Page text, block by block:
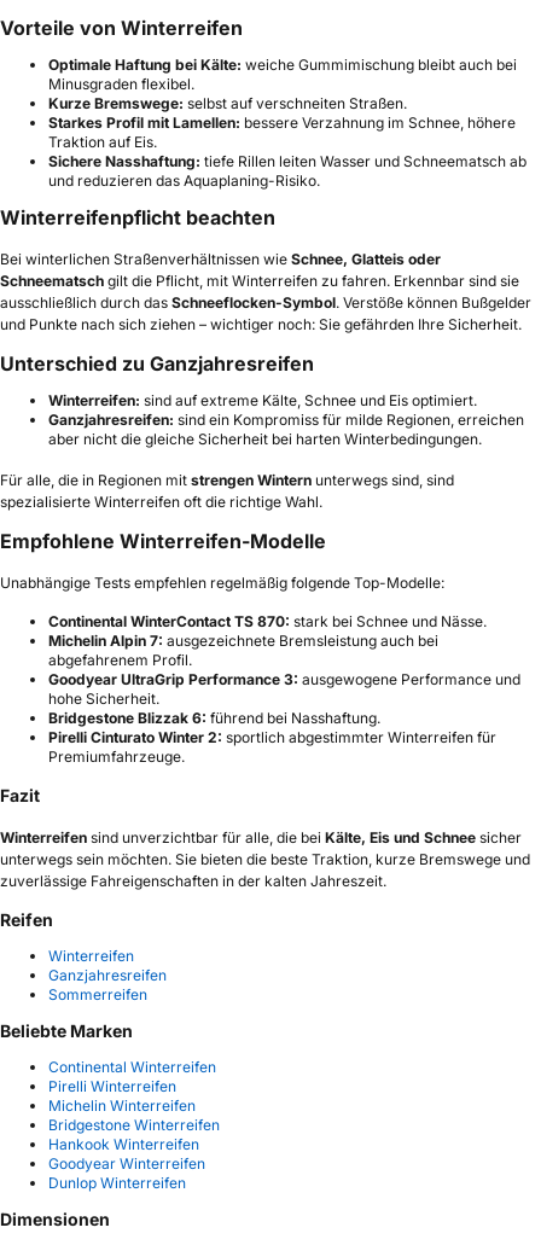
Vorteile von Winterreifen
Optimale Haftung bei Kälte: weiche Gummimischung bleibt auch bei
Minusgraden flexibel.
Kurze Bremswege: selbst auf verschneiten Straßen.
Starkes Profil mit Lamellen: bessere Verzahnung im Schnee, höhere
Traktion auf Eis.
Sichere Nasshaftung: tiefe Rillen leiten Wasser und Schneematsch ab
und reduzieren das Aquaplaning-Risiko.
Winterreifenpflicht beachten
Bei winterlichen Straßenverhältnissen wie Schnee, Glatteis oder
Schneematsch gilt die Pflicht, mit Winterreifen zu fahren. Erkennbar sind sie
ausschließlich durch das Schneeflocken-Symbol. Verstöße können Bußgelder
und Punkte nach sich ziehen – wichtiger noch: Sie gefährden Ihre Sicherheit.
Unterschied zu Ganzjahresreifen
Winterreifen: sind auf extreme Kälte, Schnee und Eis optimiert.
Ganzjahresreifen: sind ein Kompromiss für milde Regionen, erreichen
aber nicht die gleiche Sicherheit bei harten Winterbedingungen.
Für alle, die in Regionen mit strengen Wintern unterwegs sind, sind
spezialisierte Winterreifen oft die richtige Wahl.
Empfohlene Winterreifen-Modelle
Unabhängige Tests empfehlen regelmäßig folgende Top-Modelle:
Continental WinterContact TS 870: stark bei Schnee und Nässe.
Michelin Alpin 7: ausgezeichnete Bremsleistung auch bei
abgefahrenem Profil.
Goodyear UltraGrip Performance 3: ausgewogene Performance und
hohe Sicherheit.
Bridgestone Blizzak 6: führend bei Nasshaftung.
Pirelli Cinturato Winter 2: sportlich abgestimmter Winterreifen für
Premiumfahrzeuge.
Fazit
Winterreifen sind unverzichtbar für alle, die bei Kälte, Eis und Schnee sicher
unterwegs sein möchten. Sie bieten die beste Traktion, kurze Bremswege und
zuverlässige Fahreigenschaften in der kalten Jahreszeit.
Reifen
Winterreifen
Ganzjahresreifen
Sommerreifen
Beliebte Marken
Continental Winterreifen
Pirelli Winterreifen
Michelin Winterreifen
Bridgestone Winterreifen
Hankook Winterreifen
Goodyear Winterreifen
Dunlop Winterreifen
Dimensionen